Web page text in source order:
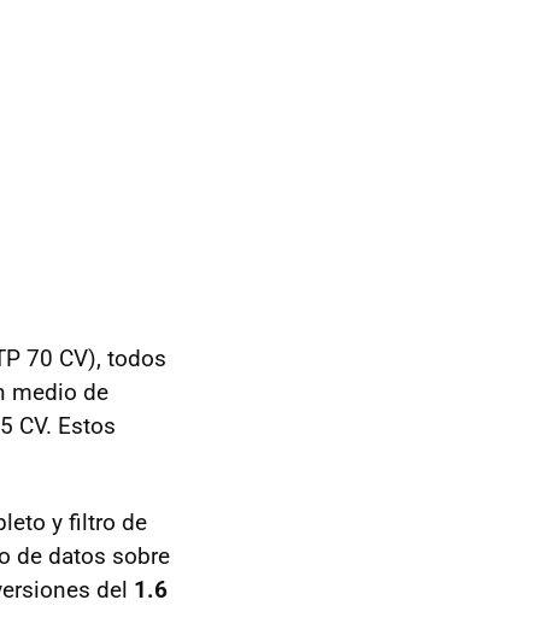
70 CV), todos
medio de
CV. Estos
y filtro de
de datos sobre
del 1.6